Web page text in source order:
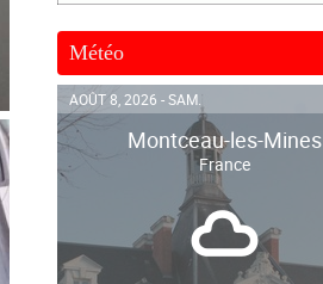
Météo
AOÛT 8, 2026 - SAM.
Montceau-les-Mines
France